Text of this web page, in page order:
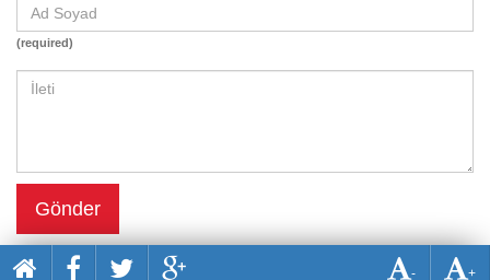
Spor
(required)
Gönder
+
-